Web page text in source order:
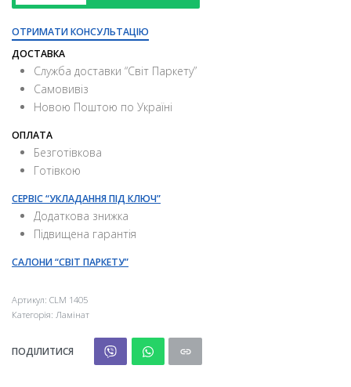
ОТРИМАТИ КОНСУЛЬТАЦІЮ
ДОСТАВКА
Служба доставки “Свiт Паркету”
Самовивіз
Новою Поштою по Україні
ОПЛАТА
Безготівкова
Готівкою
СЕРВІС “УКЛАДАННЯ ПІД КЛЮЧ”
Додаткова знижка
Підвищена гарантія
САЛОНИ “СВІТ ПАРКЕТУ”
Артикул: CLM 1405
Категорія: Ламінат
ПОДІЛИТИСЯ